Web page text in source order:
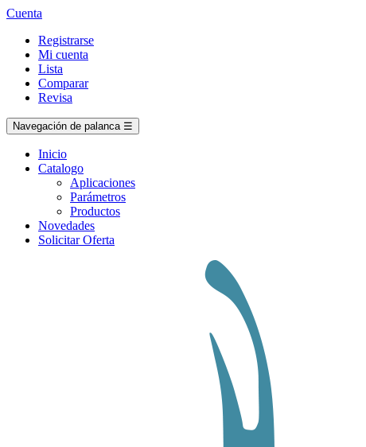
Cuenta
Registrarse
Mi cuenta
Lista
Comparar
Revisa
Navegación de palanca ☰
Inicio
Catalogo
Aplicaciones
Parámetros
Productos
Novedades
Solicitar Oferta